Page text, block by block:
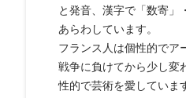
と発音、漢字で「数寄」
あらわしています。
フランス人は個性的でア
戦争に負けてから少し変
性的で芸術を愛していま